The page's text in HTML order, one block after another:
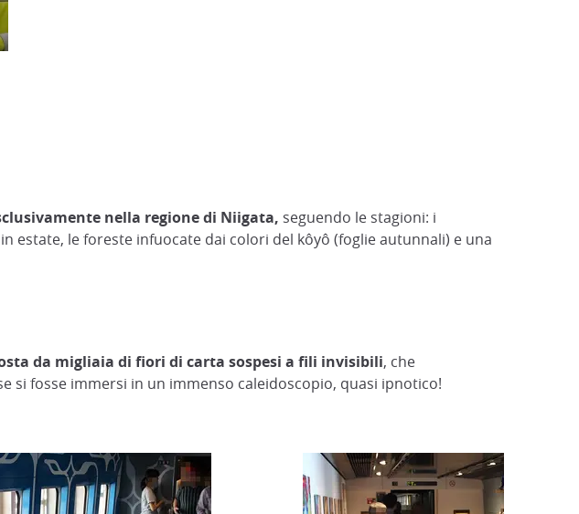
nella regione di Niigata, seguendo le stagioni: i
estate, le foreste infuocate dai colori del kôyô (foglie autunnali) e una
da migliaia di fiori di carta sospesi a fili invisibili, che
si fosse immersi in un immenso caleidoscopio, quasi ipnotico!